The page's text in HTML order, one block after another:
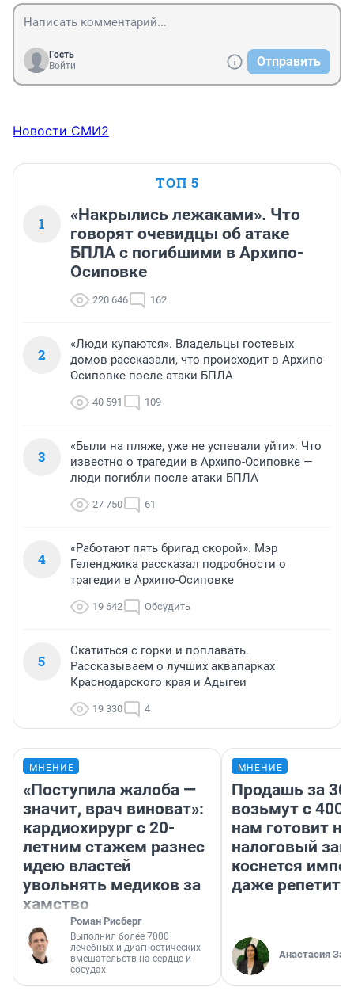
Гость
Войти
Отправить
Новости СМИ2
ТОП 5
1
«Накрылись лежаками». Что
говорят очевидцы об атаке
БПЛА с погибшими в Архипо-
Осиповке
220 646 162
2
«Люди купаются». Владельцы гостевых
домов рассказали, что происходит в Архипо-
Осиповке после атаки БПЛА
40 591 109
3
«Были на пляже, уже не успевали уйти». Что
известно о трагедии в Архипо-Осиповке —
люди погибли после атаки БПЛА
27 750 61
4
«Работают пять бригад скорой». Мэр
Геленджика рассказал подробности о
трагедии в Архипо-Осиповке
19 642 Обсудить
5
Скатиться с горки и поплавать.
Рассказываем о лучших аквапарках
Краснодарского края и Адыгеи
19 330 4
МНЕНИЕ
«Поступила жалоба —
значит, врач виноват»:
кардиохирург с 20-
летним стажем разнес
идею властей
увольнять медиков за
хамство
Роман Рисберг
Выполнил более 7000
лечебных и диагностических
вмешательств на сердце и
сосудах.
МНЕНИЕ
Продашь за
возьмут с
нам готовит
налоговый
коснется
даже
Анастасия